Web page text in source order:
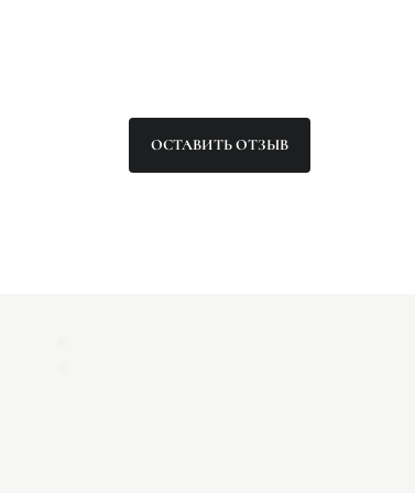
ОСТАВИТЬ ОТЗЫВ